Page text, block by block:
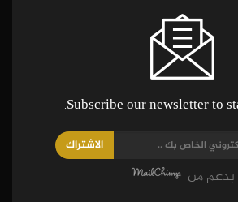
Subscribe our newsletter to
الاشتراك
بدعم من